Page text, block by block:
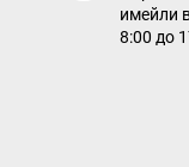
имейли
8:00 до